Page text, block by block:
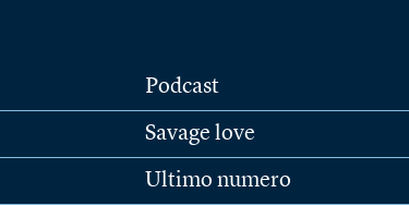
Podcast
Savage love
Ultimo numero